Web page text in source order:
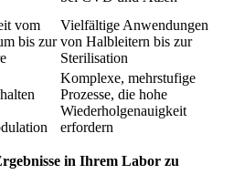
vom
bis zur
Vielfältige Anwendungen
von Halbleitern bis zur
Sterilisation
Komplexe, mehrstufige
Prozesse, die hohe
Wiederholgenauigkeit
erfordern
in Ihrem Labor zu